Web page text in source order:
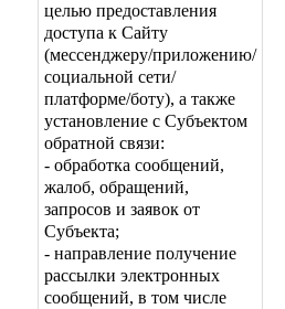
целью предоставления
доступа к Сайту
(мессенджеру/приложению/
социальной сети/
платформе/боту), а также
установление с Субъектом
обратной связи:
- обработка сообщений,
жалоб, обращений,
запросов и заявок от
Субъекта;
- направление получение
рассылки электронных
сообщений, в том числе